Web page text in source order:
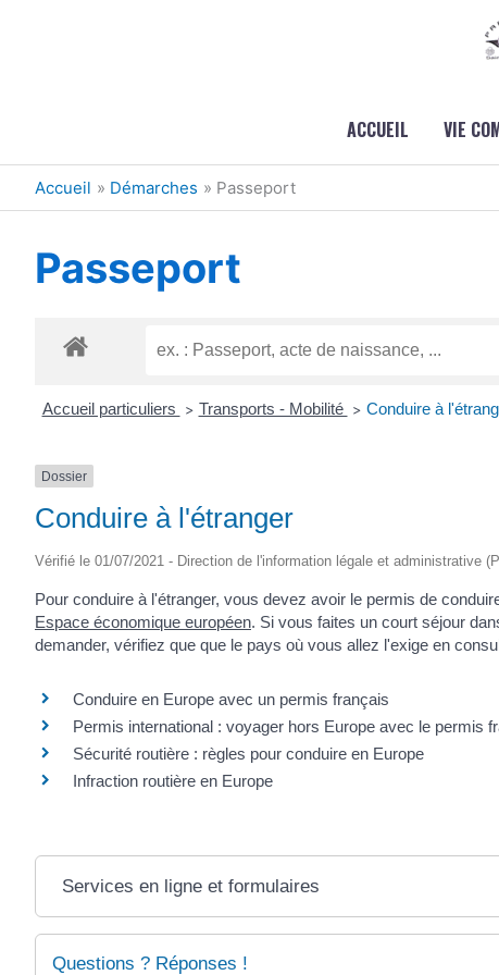
ACCUEIL VIE
Accueil Démarches Passeport
Passeport
Accueil particuliers > Transports - Mobilité > Conduire à
Dossier
Conduire à l'étranger
Vérifié le 01/07/2021 - Direction de l'information légale et administrative
Pour conduire à l'étranger, vous devez avoir le permis de
Espace économique européen. Si vous faites un court séjour
demander, vérifiez que que le pays où vous allez l'exige en
Conduire en Europe avec un permis français
Permis international : voyager hors Europe avec le permis
Sécurité routière : règles pour conduire en Europe
Infraction routière en Europe
Services en ligne et formulaires
Questions ? Réponses !